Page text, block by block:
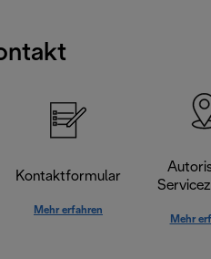
Kontaktformular
Mehr erfahren
Mehr